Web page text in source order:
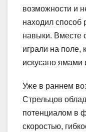
возможности и
находил способ
навыки. Вместе
играли на поле,
искусано ямами
Уже в раннем
Стрельцов
потенциалом в
скоростью,